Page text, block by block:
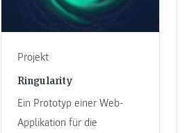
Projekt
Ringularity
Ein Prototyp einer Web-
Applikation für die